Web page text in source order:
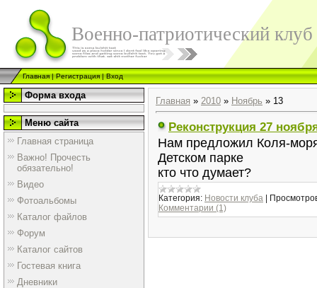
Военно-патриотический
Главная|Регистрация|Вход
Форма входа
Меню сайта
Главная страница
Важно! Прочесть
обязательно!
Видео
Фотоальбомы
Каталог файлов
Форум
Каталог сайтов
Гостевая книга
Дневники
Главная » 2010 » Ноябрь » 13
Реконструкция 27
Нам предложил Коля-
Детском парке
кто что думает?
Категория: Новости клуба
Комментарии (1)